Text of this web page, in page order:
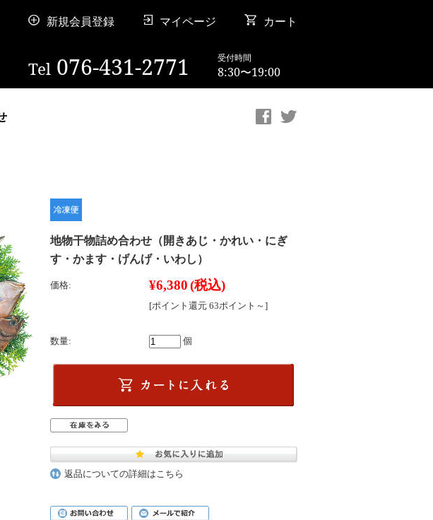
新規会員登録 マイページ カート
Tel 076-431-2771 受付時間
8:30〜19:00
地物干物詰め合わせ（開きあじ・かれい・にぎ
す・かます・げんげ・いわし）
価格: ¥6,380(税込)
[ポイント還元 63ポイント～]
数量: 個
返品についての詳細はこちら